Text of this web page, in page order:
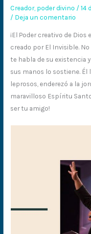
Creador, poder divino /14
/ Deja un comentario
¡El Poder creativo de
creado por El Invisible.
te habla de su existencia
sus manos lo sostiene. Él
leprosos, enderezó a la
maravilloso Espíritu
ser tu amigo!